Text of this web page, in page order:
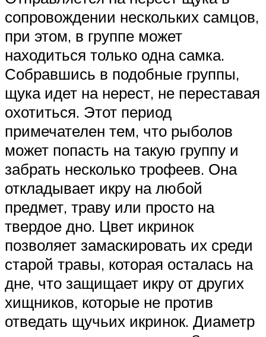
сопровождении нескольких самцов,
при этом, в группе может
находиться только одна самка.
Собравшись в подобные группы,
щука идет на нерест, не переставая
охотиться. Этот период
примечателен тем, что рыболов
может попасть на такую группу и
забрать несколько трофеев. Она
откладывает икру на любой
предмет, траву или просто на
твердое дно. Цвет икринок
позволяет замаскировать их среди
старой травы, которая осталась на
дне, что защищает икру от других
хищников, которые не против
отведать щучьих икринок. Диаметр